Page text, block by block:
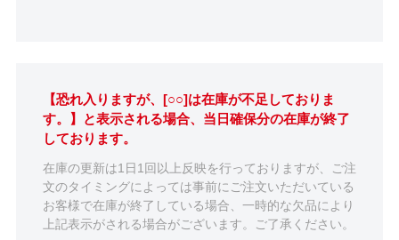
【恐れ入りますが、[○○]は在庫が不足しておりま
す。】と表示される場合、当日確保分の在庫が終了
しております。
在庫の更新は1日1回以上反映を行っておりますが、ご注
文のタイミングによっては事前にご注文いただいている
お客様で在庫が終了している場合、一時的な欠品により
上記表示がされる場合がございます。ご了承ください。